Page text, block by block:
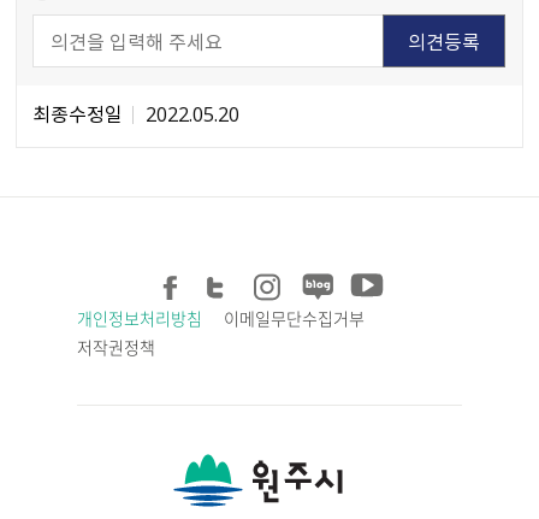
최종수정일 2022.05.20
개인정보처리방침
이메일무단수집거부
저작권정책